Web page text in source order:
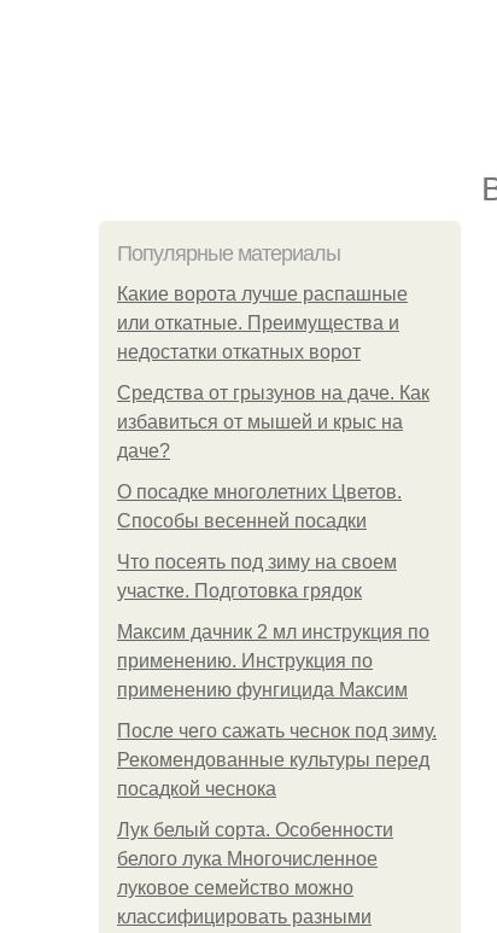
Популярные материалы
Какие ворота лучше распашные
или откатные. Преимущества и
недостатки откатных ворот
Средства от грызунов на даче. Как
избавиться от мышей и крыс на
даче?
О посадке многолетних Цветов.
Способы весенней посадки
Что посеять под зиму на своем
участке. Подготовка грядок
Максим дачник 2 мл инструкция по
применению. Инструкция по
применению фунгицида Максим
После чего сажать чеснок под зиму.
Рекомендованные культуры перед
посадкой чеснока
Лук белый сорта. Особенности
белого лука Многочисленное
луковое семейство можно
классифицировать разными